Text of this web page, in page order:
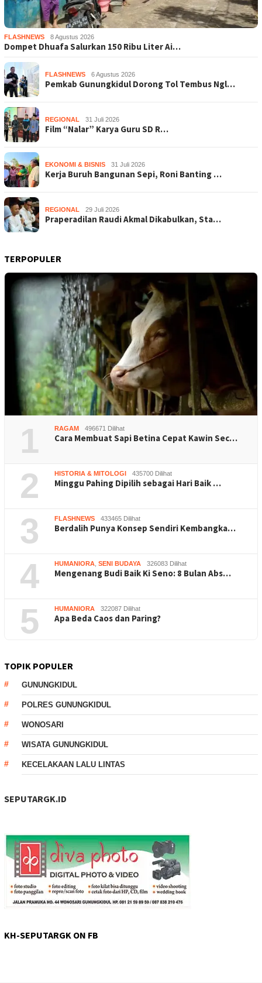
FLASHNEWS 8 Agustus 2026
Dompet Dhuafa Salurkan 150 Ribu Liter Ai…
FLASHNEWS 6 Agustus 2026
Pemkab Gunungkidul Dorong Tol Tembus Ngl…
REGIONAL 31 Juli 2026
Film “Nalar” Karya Guru SD R…
EKONOMI & BISNIS 31 Juli 2026
Kerja Buruh Bangunan Sepi, Roni Banting …
REGIONAL 29 Juli 2026
Praperadilan Raudi Akmal Dikabulkan, Sta…
TERPOPULER
1 RAGAM 496671 Dilihat
Cara Membuat Sapi Betina Cepat Kawin Sec…
2 HISTORIA & MITOLOGI 435700 Dilihat
Minggu Pahing Dipilih sebagai Hari Baik …
3 FLASHNEWS 433465 Dilihat
Berdalih Punya Konsep Sendiri Kembangka…
4 HUMANIORA, SENI BUDAYA 326083 Dilihat
Mengenang Budi Baik Ki Seno: 8 Bulan Abs…
5 HUMANIORA 322087 Dilihat
Apa Beda Caos dan Paring?
TOPIK POPULER
GUNUNGKIDUL
POLRES GUNUNGKIDUL
WONOSARI
WISATA GUNUNGKIDUL
KECELAKAAN LALU LINTAS
SEPUTARGK.ID
KH-SEPUTARGK ON FB